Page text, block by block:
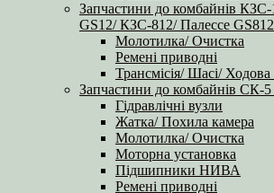
Запчастини до комбайнів КЗС-
GS12/ КЗС-812/ Палессе GS812
Молотилка/ Очистка
Ремені приводні
Трансмісія/ Шасі/ Ходова
Запчастини до комбайнів
Гідравлічні вузли
Жатка/ Похила камера
Молотилка/ Очистка
Моторна установка
Підшипники НИВА
Ремені приводні